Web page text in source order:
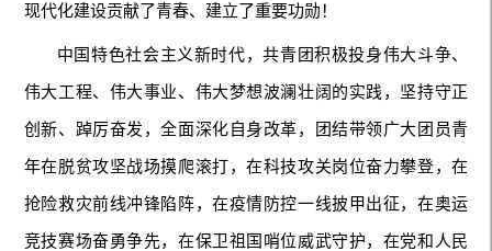
现代化建设贡献了青春、建立了重要功勋！
中国特色社会主义新时代，共青团积极投身伟大斗争、
伟大工程、伟大事业、伟大梦想波澜壮阔的实践，坚持守正
创新、踔厉奋发，全面深化自身改革，团结带领广大团员青
年在脱贫攻坚战场摸爬滚打，在科技攻关岗位奋力攀登，在
抢险救灾前线冲锋陷阵，在疫情防控一线披甲出征，在奥运
竞技赛场奋勇争先，在保卫祖国哨位威武守护，在党和人民